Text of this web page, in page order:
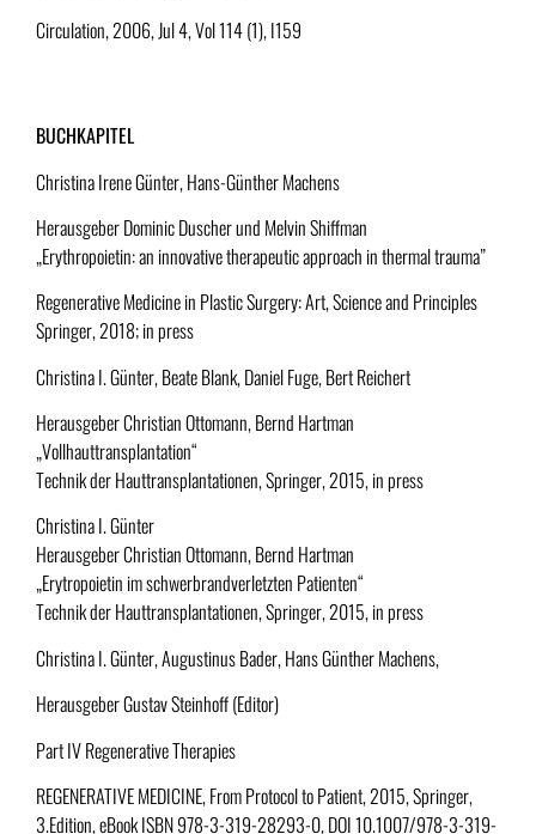
Circulation, 2006, Jul 4, Vol 114 (1), I159
BUCHKAPITEL
Christina Irene Günter, Hans-Günther Machens
Herausgeber Dominic Duscher und Melvin Shiffman
„Erythropoietin: an innovative therapeutic approach in thermal trauma”
Regenerative Medicine in Plastic Surgery: Art, Science and Principles
Springer, 2018; in press
Christina I. Günter, Beate Blank, Daniel Fuge, Bert Reichert
Herausgeber Christian Ottomann, Bernd Hartman
„Vollhauttransplantation“
Technik der Hauttransplantationen, Springer, 2015, in press
Christina I. Günter
Herausgeber Christian Ottomann, Bernd Hartman
„Erytropoietin im schwerbrandverletzten Patienten“
Technik der Hauttransplantationen, Springer, 2015, in press
Christina I. Günter, Augustinus Bader, Hans Günther Machens,
Herausgeber Gustav Steinhoff (Editor)
Part IV Regenerative Therapies
REGENERATIVE MEDICINE, From Protocol to Patient, 2015, Springer,
3.Edition,eBook ISBN 978-3-319-28293-0, DOI 10.1007/978-3-319-